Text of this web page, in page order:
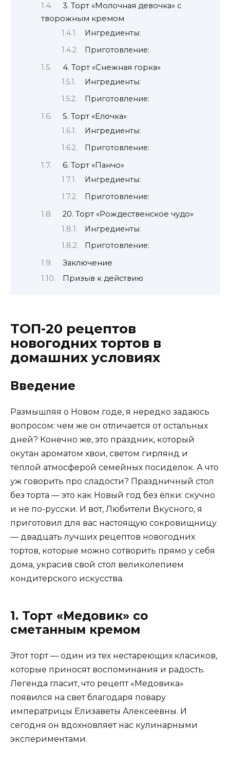
3. Торт «Молочная девочка» с
творожным кремом
Ингредиенты:
Приготовление:
4. Торт «Снежная горка»
Ингредиенты:
Приготовление:
5. Торт «Елочка»
Ингредиенты:
Приготовление:
6. Торт «Панчо»
Ингредиенты:
Приготовление:
20. Торт «Рождественское чудо»
Ингредиенты:
Приготовление:
Заключение
Призыв к действию
ТОП-20 рецептов
новогодних тортов в
домашних условиях
Введение
Размышляя о Новом годе, я нередко задаюсь
вопросом: чем же он отличается от остальных
дней? Конечно же, это праздник, который
окутан ароматом хвои, светом гирлянд и
тёплой атмосферой семейных посиделок. А что
уж говорить про сладости? Праздничный стол
без торта — это как Новый год без ёлки: скучно
и не по-русски. И вот, Любители Вкусного, я
приготовил для вас настоящую сокровищницу
— двадцать лучших рецептов новогодних
тортов, которые можно сотворить прямо у себя
дома, украсив свой стол великолепием
кондитерского искусства.
1. Торт «Медовик» со
сметанным кремом
Этот торт — один из тех нестареющих класиков,
которые приносят воспоминания и радость.
Легенда гласит, что рецепт «Медовика»
появился на свет благодаря повару
императрицы Елизаветы Алексеевны. И
сегодня он вдохновляет нас кулинарными
экспериментами.